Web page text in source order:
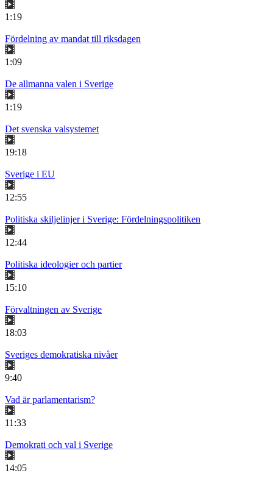
1:19
Fördelning av mandat till riksdagen
1:09
De allmanna valen i Sverige
1:19
Det svenska valsystemet
19:18
Sverige i EU
12:55
Politiska skiljelinjer i Sverige: Fördelningspolitiken
12:44
Politiska ideologier och partier
15:10
Förvaltningen av Sverige
18:03
Sveriges demokratiska nivåer
9:40
Vad är parlamentarism?
11:33
Demokrati och val i Sverige
14:05